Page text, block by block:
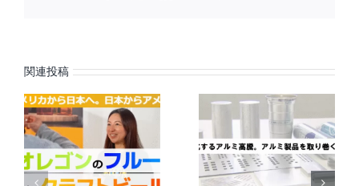
関連投稿